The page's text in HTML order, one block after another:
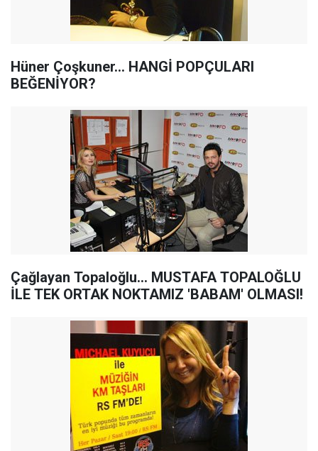
Hüner Çoşkuner... HANGİ POPÇULARI
BEĞENİYOR?
Çağlayan Topaloğlu... MUSTAFA TOPALOĞLU
İLE TEK ORTAK NOKTAMIZ 'BABAM' OLMASI!